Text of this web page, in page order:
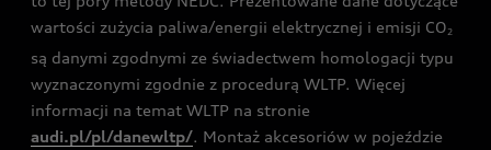
wartości zużycia paliwa/energii elektrycznej i emisji CO2
są danymi zgodnymi ze świadectwem homologacji typu
wyznaczonymi zgodnie z procedurą WLTP. Więcej
informacji na temat WLTP na stronie
audi.pl/pl/danewltp/. Montaż akcesoriów w pojeździe